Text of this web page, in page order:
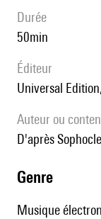
durée
50min
éditeur
Universal
Auteur ou
d'après Sophocle
genre
Musique